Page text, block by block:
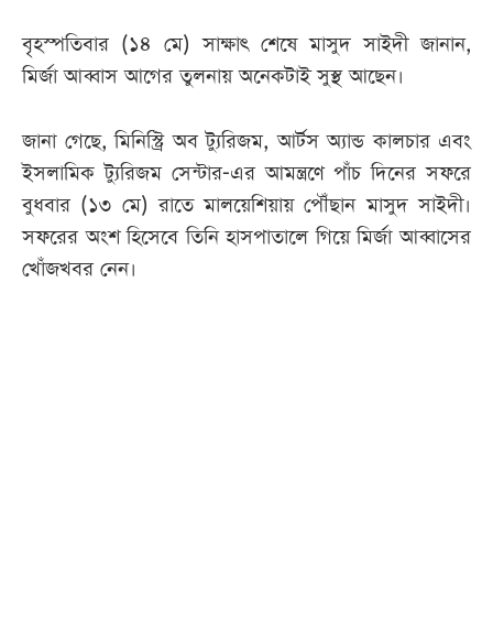
বৃহস্পতিবার (১৪ মে) সাক্ষাৎ শেষে মাসুদ সাইদী জানান,
মির্জা আব্বাস আগের তুলনায় অনেকটাই সুস্থ আছেন।
জানা গেছে, মিনিস্ট্রি অব ট্যুরিজম, আর্টস অ্যান্ড কালচার এবং
ইসলামিক ট্যুরিজম সেন্টার-এর আমন্ত্রণে পাঁচ দিনের সফরে
বুধবার (১৩ মে) রাতে মালয়েশিয়ায় পৌঁছান মাসুদ সাইদী।
সফরের অংশ হিসেবে তিনি হাসপাতালে গিয়ে মির্জা আব্বাসের
খোঁজখবর নেন।